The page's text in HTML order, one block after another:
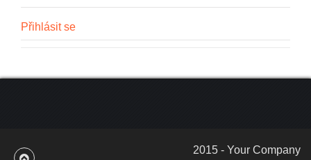
Přihlásit se
2015 - Your Company